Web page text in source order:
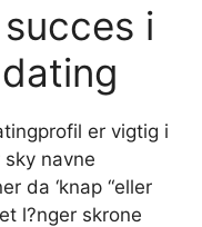
i
er vigtig i
navne
da ‘knap “eller
l?nger skrone